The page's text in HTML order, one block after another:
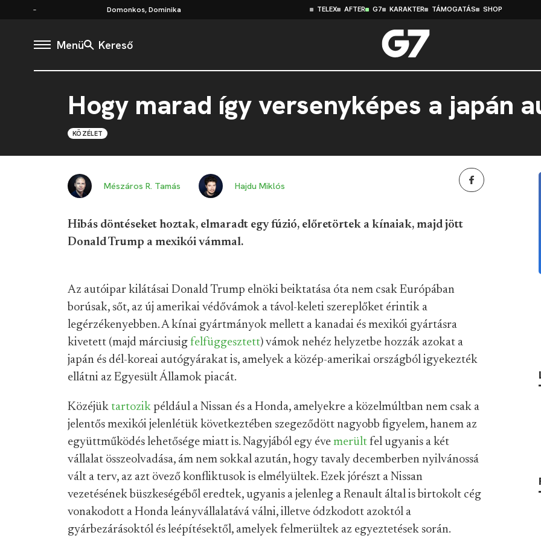
Domonkos, Dominika TELEX AFTER G7 KARAKTER TÁMOGATÁS SHOP
Menü Kereső
Hogy marad így versenyképes a japán
KÖZÉLET
Mészáros R. Tamás Hajdu Miklós
Hibás döntéseket hoztak, elmaradt egy fúzió, előretörtek a kínaiak, majd jött
Donald Trump a mexikói vámmal.
Az autóipar kilátásai Donald Trump elnöki beiktatása óta nem csak Európában
borúsak, sőt, az új amerikai védővámok a távol-keleti szereplőket érintik a
legérzékenyebben. A kínai gyártmányok mellett a kanadai és mexikói gyártásra
kivetett (majd márciusig felfüggesztett) vámok nehéz helyzetbe hozzák azokat a
japán és dél-koreai autógyárakat is, amelyek a közép-amerikai országból igyekezték
ellátni az Egyesült Államok piacát.
Közéjük tartozik például a Nissan és a Honda, amelyekre a közelmúltban nem csak a
jelentős mexikói jelenlétük következtében szegeződött nagyobb figyelem, hanem az
együttműködés lehetősége miatt is. Nagyjából egy éve merült fel ugyanis a két
vállalat összeolvadása, ám nem sokkal azután, hogy tavaly decemberben nyilvánossá
vált a terv, az azt övező konfliktusok is elmélyültek. Ezek jórészt a Nissan
vezetésének büszkeségéből eredtek, ugyanis a jelenleg a Renault által is birtokolt cég
vonakodott a Honda leányvállalatává válni, illetve ódzkodott azoktól a
gyárbezárásoktól és leépítésektől, amelyek felmerültek az egyeztetések során.